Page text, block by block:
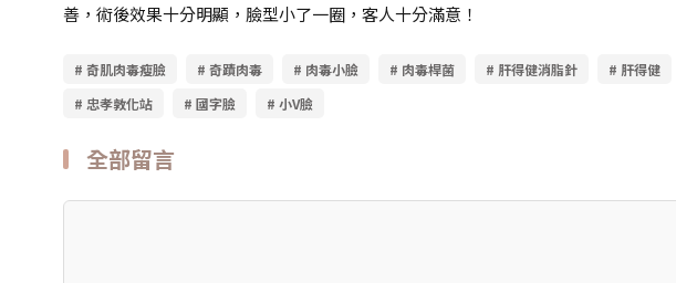
善，術後效果十分明顯，臉型小了一圈，客人十分滿意！
# 奇肌肉毒瘦臉 # 奇蹟肉毒 # 肉毒小臉 # 肉毒桿菌 # 肝得健消脂針 # 肝得健
# 忠孝敦化站
# 國字臉 # 小V臉
全部留言